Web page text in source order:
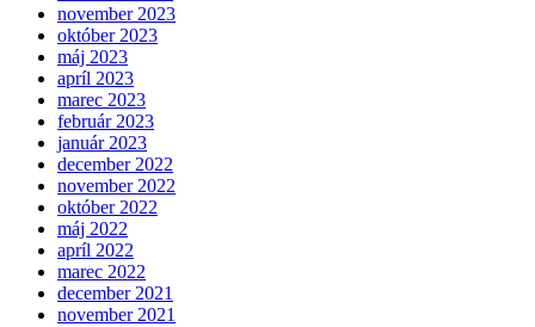
november 2023
október 2023
máj 2023
apríl 2023
marec 2023
február 2023
január 2023
december 2022
november 2022
október 2022
máj 2022
apríl 2022
marec 2022
december 2021
november 2021